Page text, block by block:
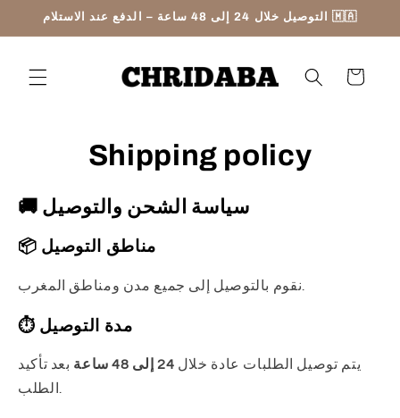
Skip to
التوصيل خلال 24 إلى 48 ساعة – الدفع عند الاستلام 🇲🇦
Cart
Shipping policy
🚚 سياسة الشحن والتوصيل
📦 مناطق التوصيل
⏱ مدة التوصيل
يتم توصيل الطلبات عادة خلال 24 إلى 48 ساعة
بعد تأكيد
الطلب.